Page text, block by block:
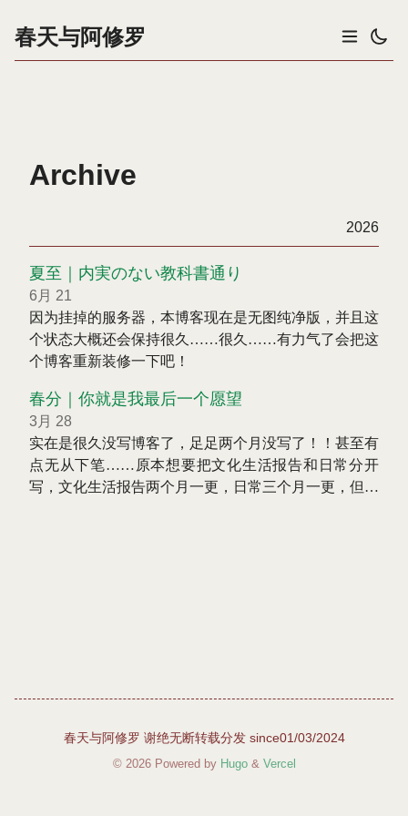
春天与阿修罗
Archive
2026
夏至｜内実のない教科書通り
6月 21
因为挂掉的服务器，本博客现在是无图纯净版，并且这
个状态大概还会保持很久……很久……有力气了会把这
个博客重新装修一下吧！
春分｜你就是我最后一个愿望
3月 28
实在是很久没写博客了，足足两个月没写了！！甚至有
点无从下笔……原本想要把文化生活报告和日常分开
写，文化生活报告两个月一更，日常三个月一更，但是
春天与阿修罗 谢绝无断转载分发 since01/03/2024
© 2026 Powered by Hugo& Vercel